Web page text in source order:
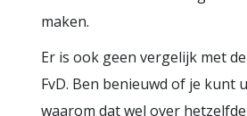
maken.
Er is ook geen vergelijk met
FvD. Ben benieuwd of je kunt
waarom dat wel over